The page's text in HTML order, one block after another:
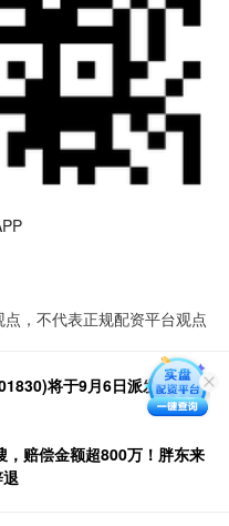
，不代表正规配资平台观点
将于9月6日派发特别股
，赔偿金额超800万！胖东来